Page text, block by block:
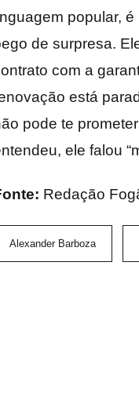
popular,
de surpresa.
com a
está
pode te
ele falou
Redação
Alexander Barboza